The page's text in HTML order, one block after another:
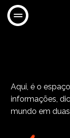
Aqui, é o
informações,
mundo em